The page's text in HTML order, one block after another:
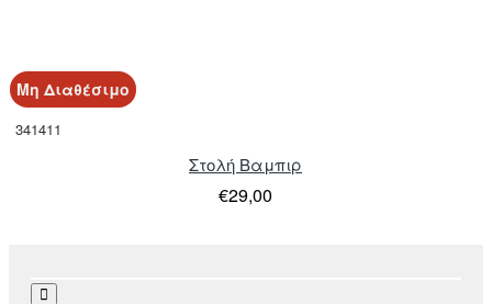
Μη Διαθέσιμο
341411
Στολή Βαμπιρ
€29,00